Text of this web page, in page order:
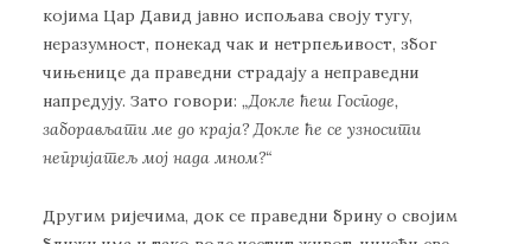
којима Цар Давид јавно испољава своју тугу,
неразумност, понекад чак и нетрпељивост, због
чињенице да праведни страдају а неправедни
напредују. Зато говори: „Докле ћеш Господе,
заборављати ме до краја? Докле ће се узносити
непријатељ мој нада мном?“
Другим ријечима, док се праведни брину о својим